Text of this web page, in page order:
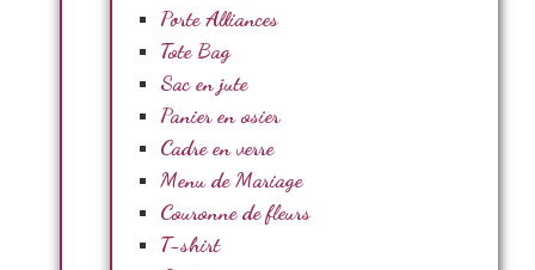
Porte Alliances
Tote Bag
Sac en jute
Panier en osier
Cadre en verre
Menu de Mariage
Couronne de fleurs
T-shirt